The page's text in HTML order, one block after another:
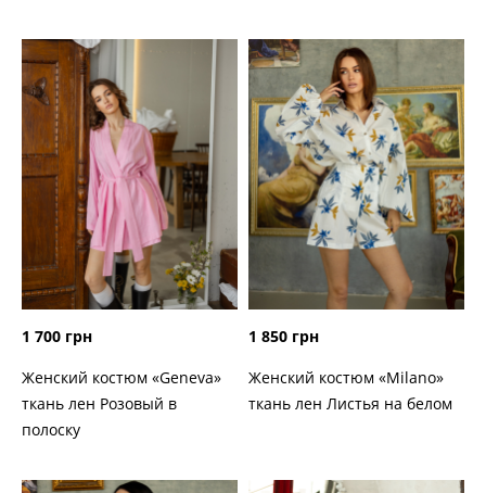
1 700 грн
Женский костюм «Geneva»
ткань лен Розовый в
полоску
1 850 грн
Женский костюм «Milano»
ткань лен Листья на белом